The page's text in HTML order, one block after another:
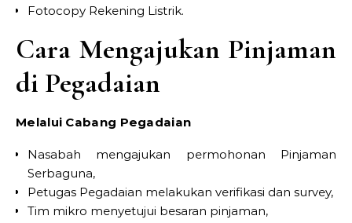
Fotocopy Rekening Listrik.
Cara Mengajukan Pinjaman
di Pegadaian
Melalui Cabang Pegadaian
Nasabah mengajukan permohonan Pinjaman
Serbaguna,
Petugas Pegadaian melakukan verifikasi dan survey,
Tim mikro menyetujui besaran pinjaman,